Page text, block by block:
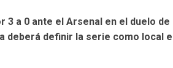
3 a 0 ante el Arsenal en el duelo
deberá definir la serie como local